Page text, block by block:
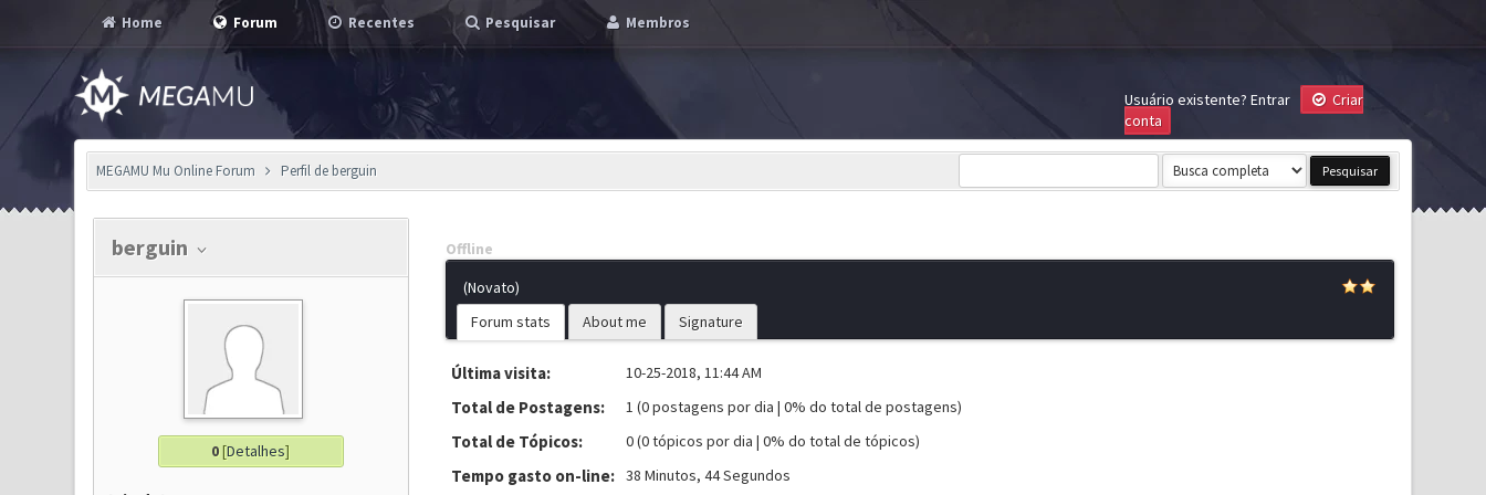
Home Forum Recentes Pesquisar Membros
Usuário existente? Entrar
Criar
conta
MEGAMU Mu Online Forum Perfil de berguin
berguin
0[Detalhes]
Offline
(Novato)
Forum stats
About me Signature
Última visita: 10-25-2018, 11:44 AM
Total de Postagens: 1 (0 postagens por dia | 0% do total de postagens)
Total de Tópicos: 0 (0 tópicos por dia | 0% do total de tópicos)
Tempo gasto on-line: 38 Minutos, 44 Segundos